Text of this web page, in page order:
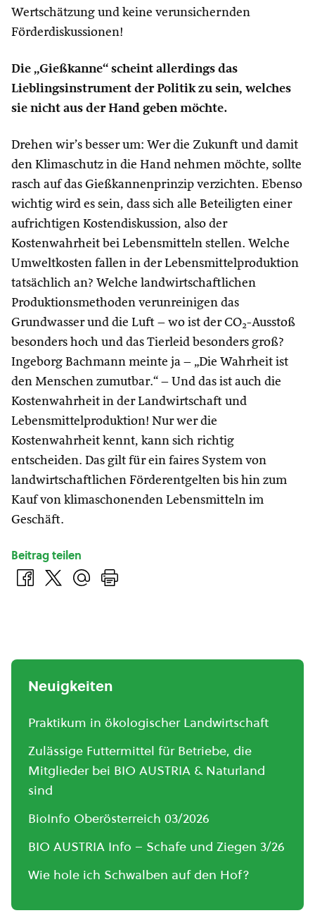
Wertschätzung und keine verunsichernden
Förderdiskussionen!
Die „Gießkanne“ scheint allerdings das
Lieblingsinstrument der Politik zu sein, welches
sie nicht aus der Hand geben möchte.
Drehen wir’s besser um: Wer die Zukunft und damit
den Klimaschutz in die Hand nehmen möchte, sollte
rasch auf das Gießkannenprinzip verzichten. Ebenso
wichtig wird es sein, dass sich alle Beteiligten einer
aufrichtigen Kostendiskussion, also der
Kostenwahrheit bei Lebensmitteln stellen. Welche
Umweltkosten fallen in der Lebensmittelproduktion
tatsächlich an? Welche landwirtschaftlichen
Produktionsmethoden verunreinigen das
Grundwasser und die Luft – wo ist der CO2-Ausstoß
besonders hoch und das Tierleid besonders groß?
Ingeborg Bachmann meinte ja – „Die Wahrheit ist
den Menschen zumutbar.“ – Und das ist auch die
Kostenwahrheit in der Landwirtschaft und
Lebensmittelproduktion! Nur wer die
Kostenwahrheit kennt, kann sich richtig
entscheiden. Das gilt für ein faires System von
landwirtschaftlichen Förderentgelten bis hin zum
Kauf von klimaschonenden Lebensmitteln im
Geschäft.
Beitrag teilen
Neuigkeiten
Praktikum in ökologischer Landwirtschaft
Zulässige Futtermittel für Betriebe, die
Mitglieder bei BIO AUSTRIA & Naturland
sind
BioInfo Oberösterreich 03/2026
BIO AUSTRIA Info – Schafe und Ziegen 3/26
Wie hole ich Schwalben auf den Hof?